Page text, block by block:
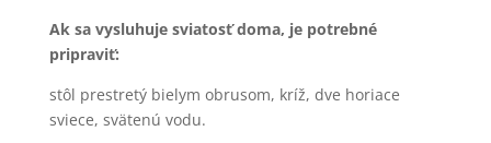
Ak sa vysluhuje sviatosť doma, je potrebné
pripraviť:
stôl prestretý bielym obrusom, kríž, dve horiace
sviece, svätenú vodu.